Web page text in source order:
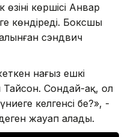
көршісі Анвар
көндіреді. Боксшы
сэндвич
нағыз ешкі
Тайсон. Сондай-ақ, ол
келгенсің бе?», -
жауап алады.